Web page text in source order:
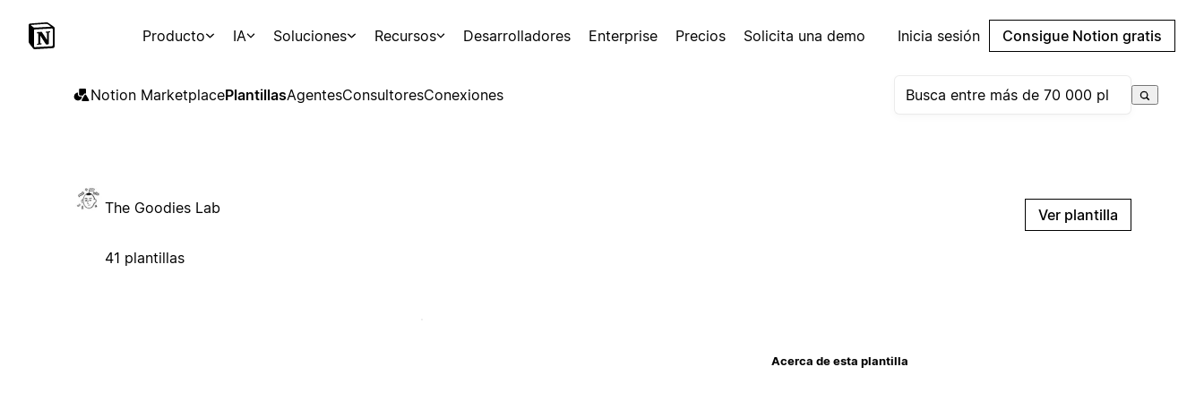
Producto IA Soluciones Recursos Desarrolladores Enterprise Precios Solicita una demo Inicia sesión Consigue Notion gratis
Notion MarketplacePlantillasAgentesConsultoresConexiones
The Goodies Lab
41 plantillas
Ver plantilla
Acerca de esta plantilla